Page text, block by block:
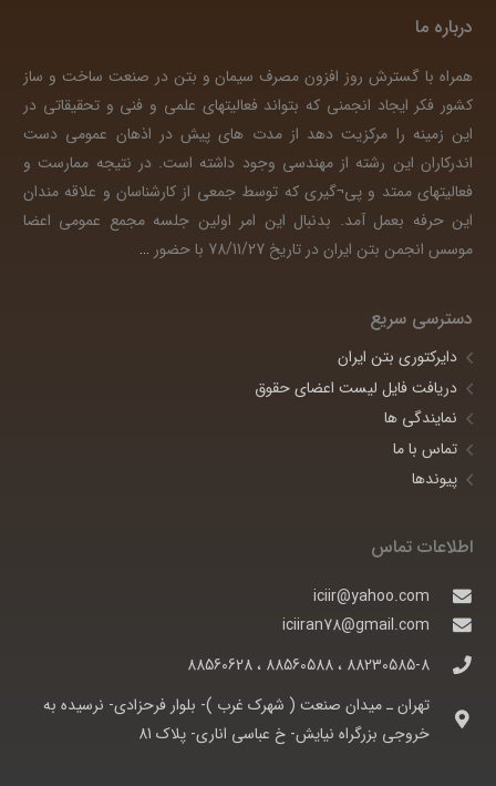
درباره ما
همراه با گسترش روز افزون مصرف سیمان و بتن در صنعت ساخت و ساز
کشور فکر ایجاد انجمنی که بتواند فعالیتهای علمی و فنی و تحقیقاتی در
این زمینه را مرکزیت دهد از مدت های پیش در اذهان عمومی دست
اندرکاران این رشته از مهندسی وجود داشته است. در نتیجه ممارست و
فعالیتهای ممتد و پی¬گیری که توسط جمعی از کارشناسان و علاقه مندان
این حرفه بعمل آمد. بدنبال این امر اولین جلسه مجمع عمومی اعضا
موسس انجمن بتن ایران در تاریخ 78/11/27 با حضور
…
دسترسی سریع
دایرکتوری بتن ایران
دریافت فایل لیست اعضای حقوق
نمایندگی ها
تماس با ما
پیوندها
اطلاعات تماس
iciir@yahoo.com
iciiran78@gmail.com
88230585-8 ، 88560588 ، 88560628
تهران ـ ميدان صنعت ( شهرک غرب )- بلوار فرحزادی- نرسيده به
خروجی بزرگراه نيايش- خ عباسی اناری- پلاک 81